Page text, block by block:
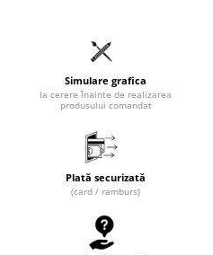
Simulare grafica
la cerere înainte de realizarea
produsului comandat
Plată securizată
(card / ramburs)